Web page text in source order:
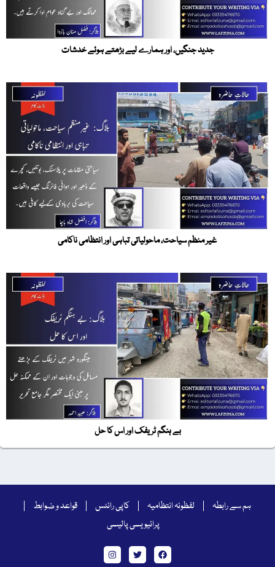
جدید جنگیں، اور ہمارے لیے بڑھتے ہوئے خدشات
غیر منظم سیاحت، ماحولیاتی تباہی اور انتظامی ناکامی
بے ہنگم ٹریفک اور اس کا حل
ہم سے رابطہ لفظونہ انتظامیہ کاپی رائٹس
قواعد و ضوابط
پرائیویسی پالیسی